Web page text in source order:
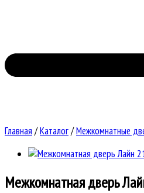
Главная /Каталог/Межкомнатные
Межкомнатная дверь